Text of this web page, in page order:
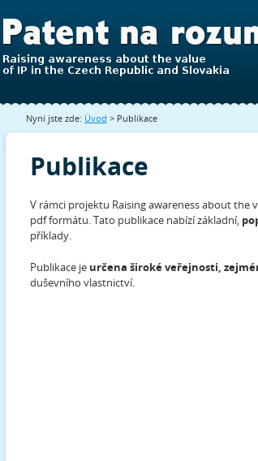
Nyní jste zde: Úvod > Publikace
Publikace
V rámci projektu Raising awareness about the
pdf formátu. Tato publikace nabízí základní,
příklady.
Publikace je určena široké veřejnosti,
duševního vlastnictví.